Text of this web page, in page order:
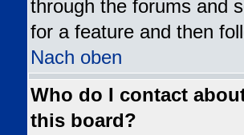
through the forums and
for a feature and then
Nach oben
Who do I contact
this board?